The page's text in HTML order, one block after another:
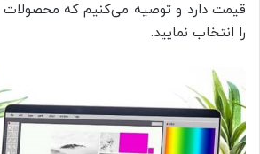
قیمت دارد و توصیه می‌کنیم که محصولات
را انتخاب نمایید.